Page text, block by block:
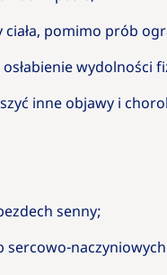
pomimo prób
wydolności
inne objawy i
senny;